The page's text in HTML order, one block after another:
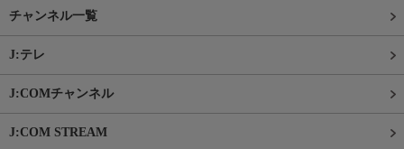
チャンネル一覧
J:テレ
J:COMチャンネル
J:COM STREAM